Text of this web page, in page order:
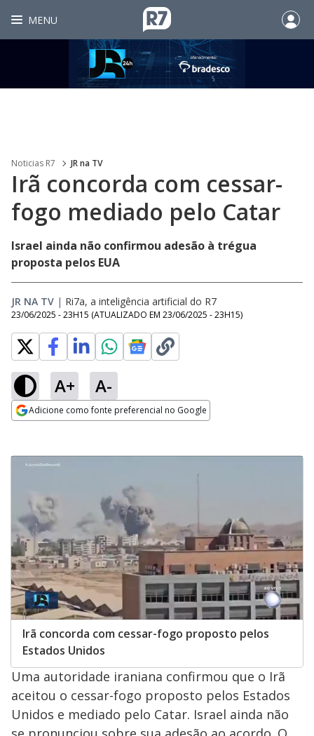
MENU
Noticias R7 JR na TV
Irã concorda com cessar-
fogo mediado pelo Catar
Israel ainda não confirmou adesão à trégua
proposta pelos EUA
JR NA TV | Ri7a, a inteligência artificial do R7
23/06/2025 - 23H15 (ATUALIZADO EM 23/06/2025 - 23H15)
A+ A-
Adicione como fonte preferencial no Google
Irã concorda com cessar-fogo proposto pelos
Estados Unidos
Uma autoridade iraniana confirmou que o Irã
aceitou o cessar-fogo proposto pelos Estados
Unidos e mediado pelo Catar. Israel ainda não